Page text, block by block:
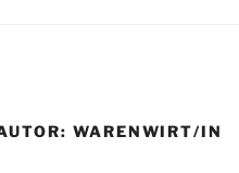
WARENWIRT/IN